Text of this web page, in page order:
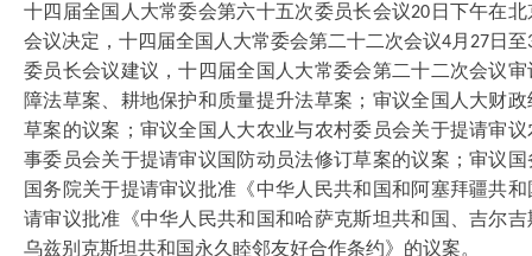
十四届全国人大常委会第六十五次委员长会议20 日下午在
会议决定，十四届全国人大常委会第二十二次会议4月 27日至
委员长会议建议，十四届全国人大常委会第二十二次会议
障法草案、耕地保护和质量提升法草案；审议全国人大财
草案的议案；审议全国人大农业与农村委员会关于提请审
事委员会关于提请审议国防动员法修订草案的议案；审议
国务院关于提请审议批准《中华人民共和国和阿塞拜疆共
请审议批准《中华人民共和国和哈萨克斯坦共和国、吉尔
乌兹别克斯坦共和国永久睦邻友好合作条约》的议案。